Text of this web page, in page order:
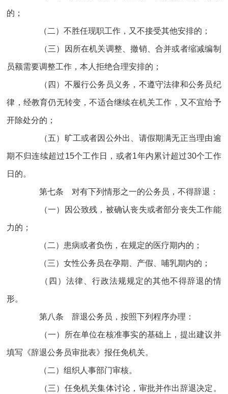
的；
（二）不胜任现职工作，又不接受其他安排的；
（三）因所在机关调整、撤销、合并或者缩减编制
员额需要调整工作，本人拒绝合理安排的；
（四）不履行公务员义务，不遵守法律和公务员纪
律，经教育仍无转变，不适合继续在机关工作，又不宜给予
开除处分的；
（五）旷工或者因公外出、请假期满无正当理由逾
期不归连续超过15个工作日，或者1年内累计超过30个工作
日的。
第七条 对有下列情形之一的公务员，不得辞退：
（一）因公致残，被确认丧失或者部分丧失工作能
力的；
（二）患病或者负伤，在规定的医疗期内的；
（三）女性公务员在孕期、产假、哺乳期内的；
（四）法律、行政法规规定的其他不得辞退的情
形。
第八条 辞退公务员，按照下列程序办理：
（一）所在单位在核准事实的基础上，提出建议并
填写《辞退公务员审批表》报任免机关。
（二）组织人事部门审核。
（三）任免机关集体讨论，审批并作出辞退决定。